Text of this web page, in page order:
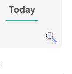
Today